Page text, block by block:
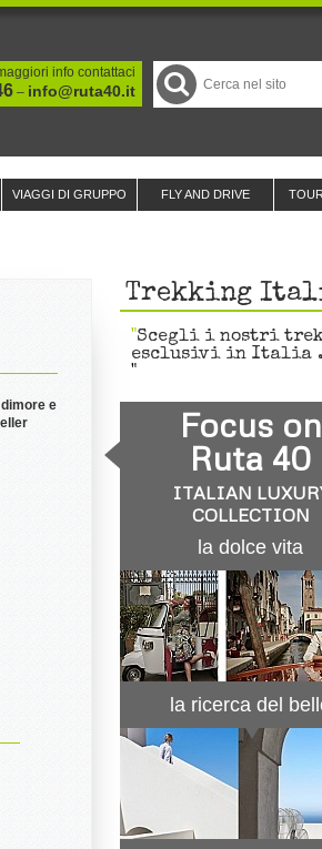
info contattaci
– info@ruta40.it
VIAGGI DI GRUPPO FLY AND DRIVE
e
Trekking
Scegli i nostri
esclusivi in Italia
Focus on
Ruta 40
ITALIAN
COLLECTION
la dolce vita
la ricerca del